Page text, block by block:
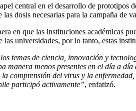
central en el desarrollo de prototipos
las dosis necesarias para la campaña
en que las instituciones académicas
las universidades, por lo tanto, estas
temas de ciencia, innovación y
manera menos presentes en el día a
comprensión del virus y la
participó activamente”, enfatizó.